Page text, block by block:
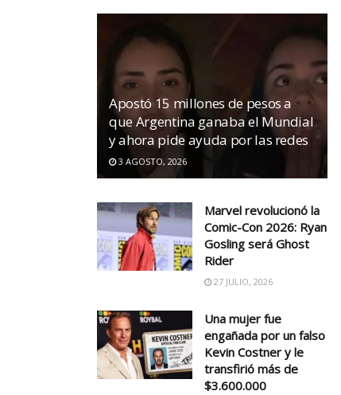
Apostó 15 millones de pesos a
que Argentina ganaba el Mundial
y ahora pide ayuda por las redes
3 AGOSTO, 2026
Marvel revolucionó la
Comic-Con 2026: Ryan
Gosling será Ghost
Rider
27 JULIO, 2026
Una mujer fue
engañada por un falso
Kevin Costner y le
transfirió más de
$3.600.000